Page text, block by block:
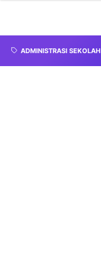
ADMINISTRASI SEKOLAH